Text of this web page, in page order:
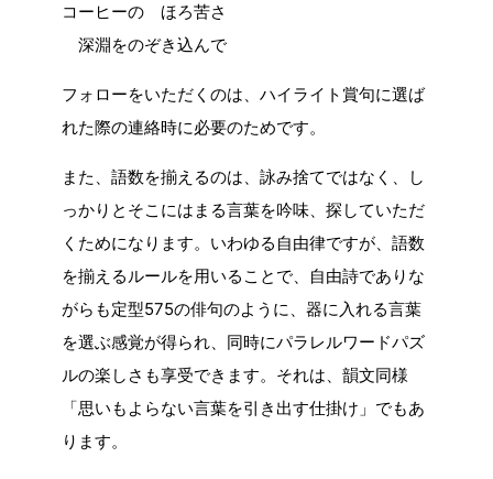
コーヒーの ほろ苦さ
深淵をのぞき込んで
フォローをいただくのは、ハイライト賞句に選ば
れた際の連絡時に必要のためです。
また、語数を揃えるのは、詠み捨てではなく、し
っかりとそこにはまる言葉を吟味、探していただ
くためになります。いわゆる自由律ですが、語数
を揃えるルールを用いることで、自由詩でありな
がらも定型575の俳句のように、器に入れる言葉
を選ぶ感覚が得られ、同時にパラレルワードパズ
ルの楽しさも享受できます。それは、韻文同様
「思いもよらない言葉を引き出す仕掛け」でもあ
ります。